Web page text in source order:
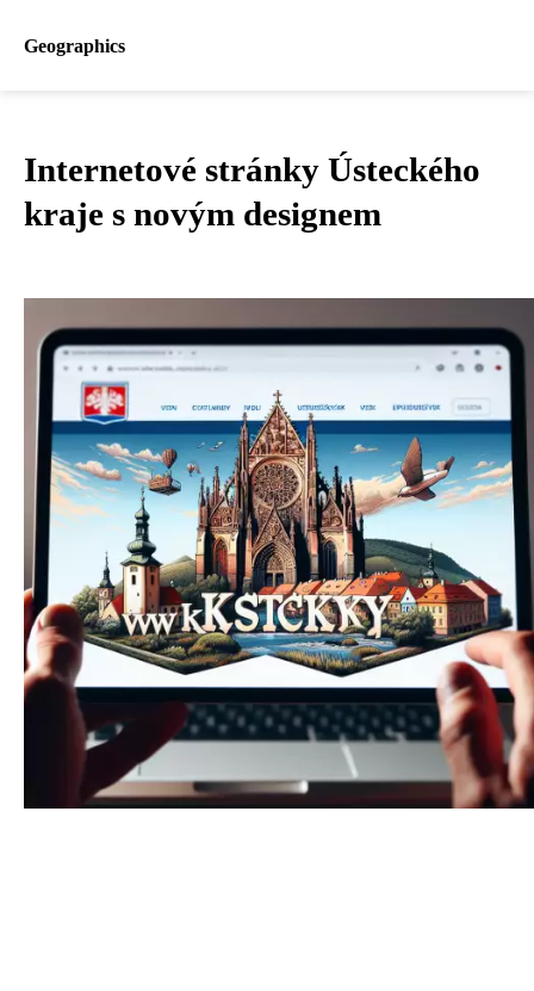
Geographics
Internetové stránky Ústeckého
kraje s novým designem